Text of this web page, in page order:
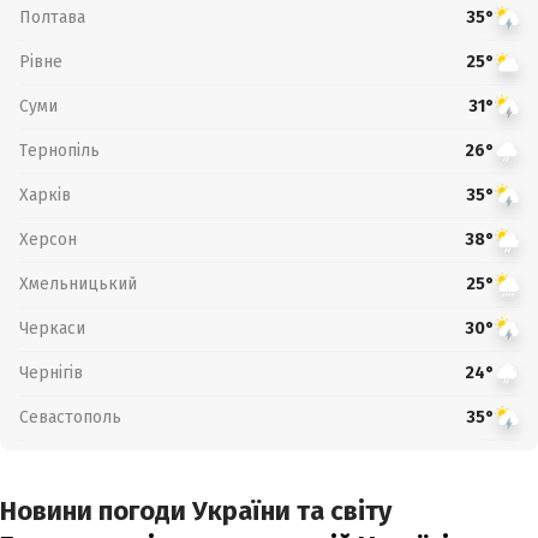
Полтава 35°
Рівне 25°
Суми 31°
Тернопіль 26°
Харків 35°
Херсон 38°
Хмельницький 25°
Черкаси 30°
Чернігів 24°
Севастополь 35°
Новини погоди України та світу